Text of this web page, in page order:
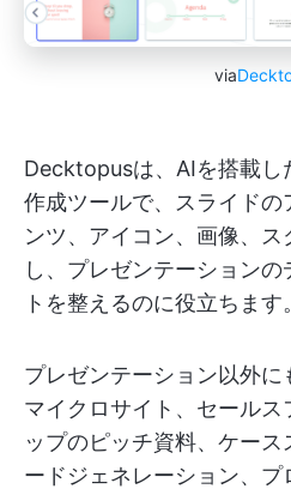
via
Decktopusは、AIを搭載し
作成ツールで、スライド
ンツ、アイコン、画像、
し、プレゼンテーション
トを整えるのに役立ちます。
プレゼンテーション以外に
マイクロサイト、セール
ップのピッチ資料、ケース
ードジェネレーション、プ